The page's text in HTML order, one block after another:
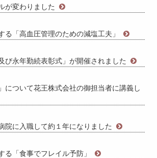
が変わりました
る「高血圧管理のための減塩工夫」
び永年勤続表彰式」が開催されました
について花王株式会社の御担当者に講義し
院に入職して約１年になりました
る「食事でフレイル予防」